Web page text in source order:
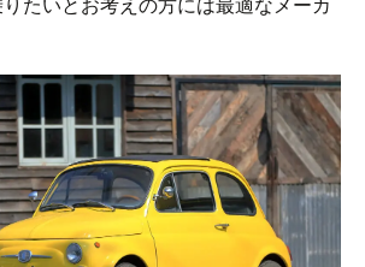
たいとお考えの方には最適なメーカ